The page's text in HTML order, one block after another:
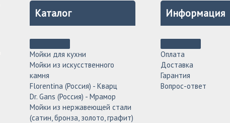
Каталог
Мойки для кухни
Мойки из искусственного
камня
Florentina (Россия) - Кварц
Dr. Gans (Россия) - Мрамор
Мойки из нержавеющей стали
(сатин, бронза, золото, графит)
Информация
Оплата
Доставка
Гарантия
Вопрос-ответ